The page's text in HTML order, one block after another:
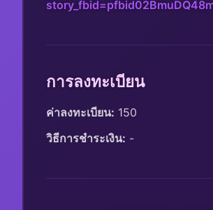
การลงทะเบียน
ค่าลงทะเบียน: 150
วิธีการชำระเงิน: -